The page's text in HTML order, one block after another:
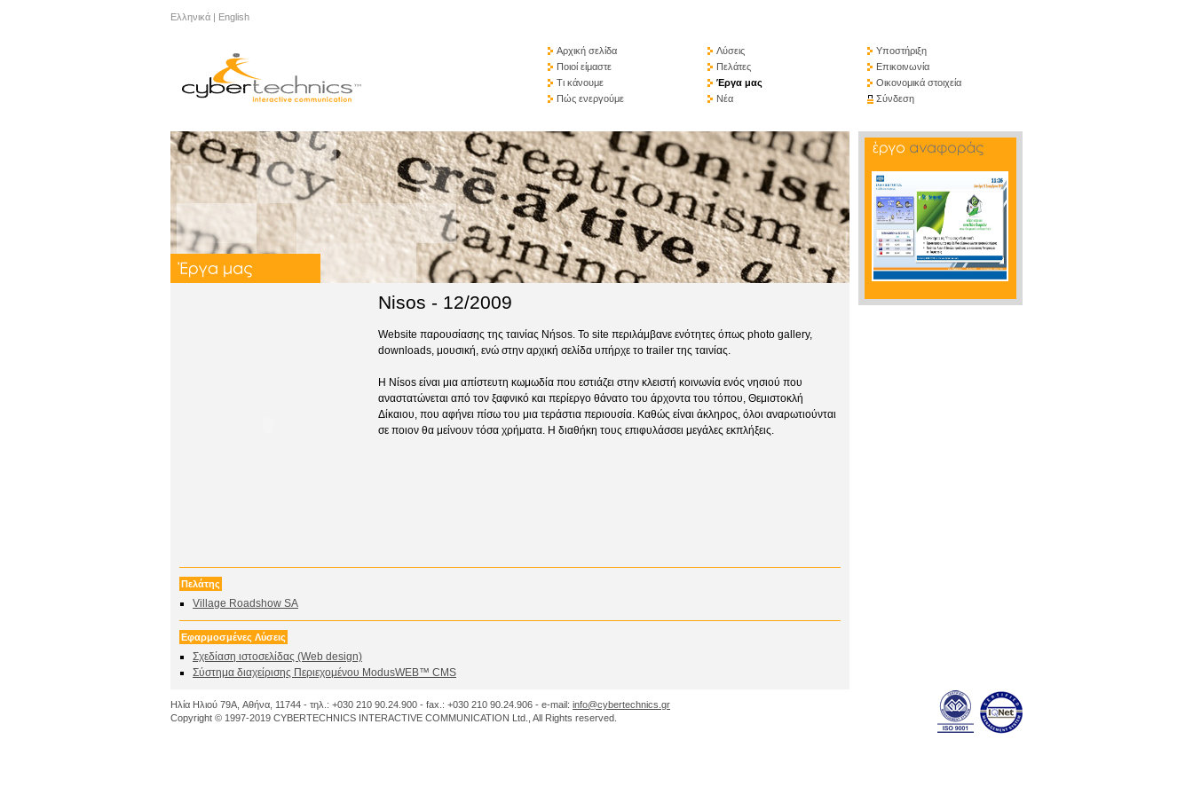
Ελληνικά | English
Αρχική σελίδα
Ποιοί είμαστε
Τι κάνουμε
Πώς ενεργούμε
Λύσεις
Πελάτες
Έργα μας
Νέα
Υποστήριξη
Επικοινωνία
Οικονομικά στοιχεία
Σύνδεση
Nisos - 12/2009
Website παρουσίασης της ταινίας Νήsos. Το site περιλάμβανε ενότητες όπως photo gallery,
downloads, μουσική, ενώ στην αρχική σελίδα υπήρχε το trailer της ταινίας.
H Νίsos είναι μια απίστευτη κωμωδία που εστιάζει στην κλειστή κοινωνία ενός νησιού που
αναστατώνεται από τον ξαφνικό και περίεργο θάνατο του άρχοντα του τόπου, Θεμιστοκλή
Δίκαιου, που αφήνει πίσω του μια τεράστια περιουσία. Καθώς είναι άκληρος, όλοι αναρωτιούνται
σε ποιον θα μείνουν τόσα χρήματα. Η διαθήκη τους επιφυλάσσει μεγάλες εκπλήξεις.
Πελάτης
Village Roadshow SA
Εφαρμοσμένες Λύσεις
Σχεδίαση ιστοσελίδας (Web design)
Σύστημα διαχείρισης Περιεχομένου ModusWEB™ CMS
Ηλία Ηλιού 79A, Αθήνα, 11744 - τηλ.: +030 210 90.24.900 - fax.: +030 210 90.24.906 - e-mail: info@cybertechnics.gr
Copyright © 1997-2019 CYBERTECHNICS INTERACTIVE COMMUNICATION Ltd., All Rights reserved.